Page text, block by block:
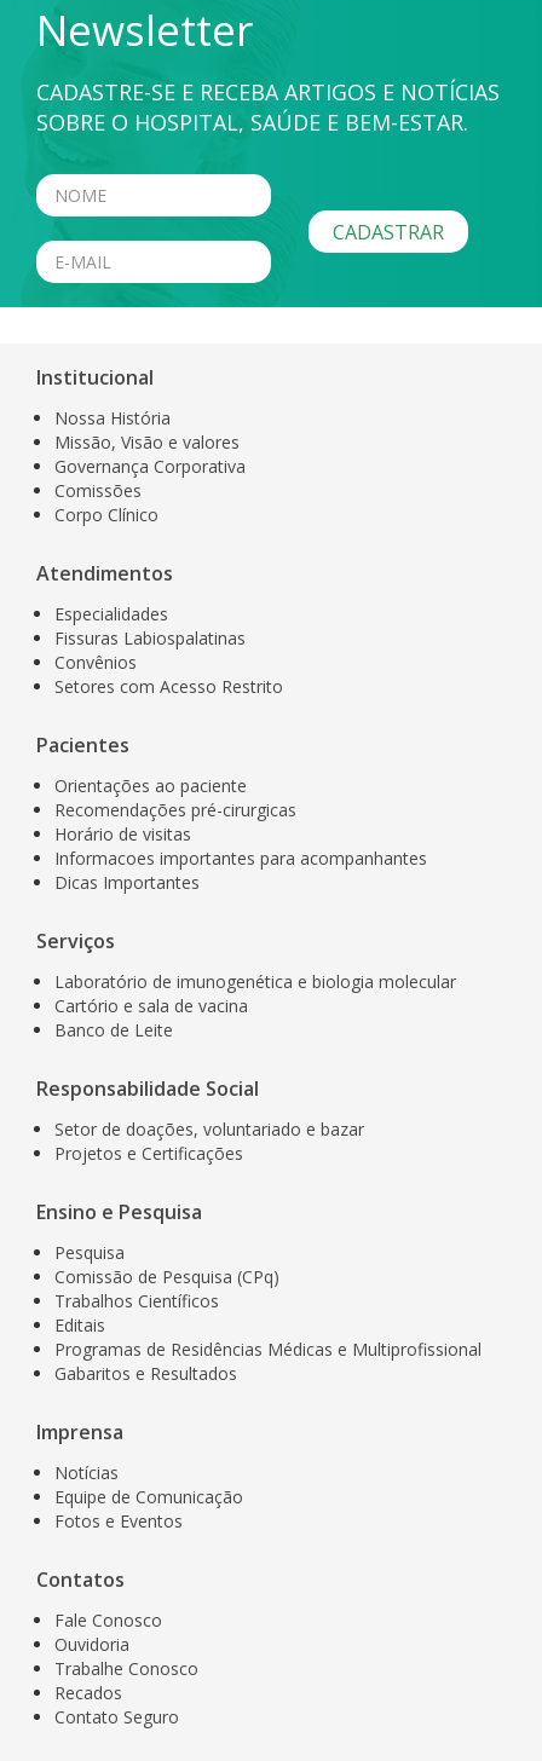
Newsletter
CADASTRE-SE E RECEBA ARTIGOS E NOTÍCIAS
SOBRE O HOSPITAL, SAÚDE E BEM-ESTAR.
Institucional
Nossa História
Missão, Visão e valores
Governança Corporativa
Comissões
Corpo Clínico
Atendimentos
Especialidades
Fissuras Labiospalatinas
Convênios
Setores com Acesso Restrito
Pacientes
Orientações ao paciente
Recomendações pré-cirurgicas
Horário de visitas
Informacoes importantes para acompanhantes
Dicas Importantes
Serviços
Laboratório de imunogenética e biologia molecular
Cartório e sala de vacina
Banco de Leite
Responsabilidade Social
Setor de doações, voluntariado e bazar
Projetos e Certificações
Ensino e Pesquisa
Pesquisa
Comissão de Pesquisa (CPq)
Trabalhos Científicos
Editais
Programas de Residências Médicas e Multiprofissional
Gabaritos e Resultados
Imprensa
Notícias
Equipe de Comunicação
Fotos e Eventos
Contatos
Fale Conosco
Ouvidoria
Trabalhe Conosco
Recados
Contato Seguro